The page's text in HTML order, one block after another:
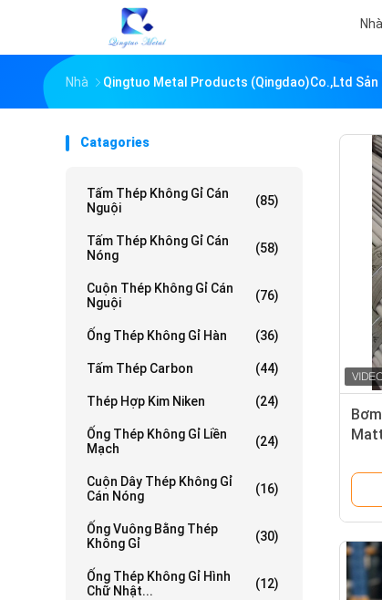
Nhà
Nhà Qingtuo Metal Products (Qingdao)Co.,Ltd Sản
Catagories
Tấm Thép Không Gỉ Cán
Nguội
(85)
Tấm Thép Không Gỉ Cán
Nóng
(58)
Cuộn Thép Không Gỉ Cán
Nguội
(76)
Ống Thép Không Gỉ Hàn (36)
Tấm Thép Carbon (44)
Thép Hợp Kim Niken (24)
Ống Thép Không Gỉ Liền
Mạch
(24)
Cuộn Dây Thép Không Gỉ
Cán Nóng
(16)
Ống Vuông Bằng Thép
Không Gỉ
(30)
Ống Thép Không Gỉ Hình
Chữ Nhật...
(12)